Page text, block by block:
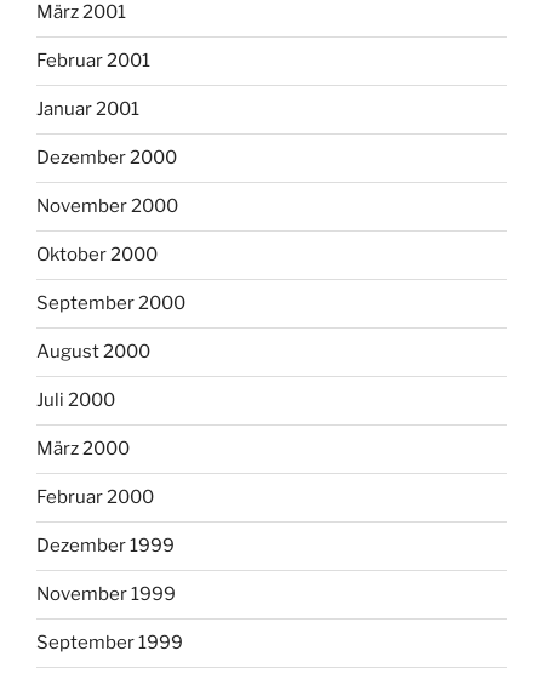
März 2001
Februar 2001
Januar 2001
Dezember 2000
November 2000
Oktober 2000
September 2000
August 2000
Juli 2000
März 2000
Februar 2000
Dezember 1999
November 1999
September 1999